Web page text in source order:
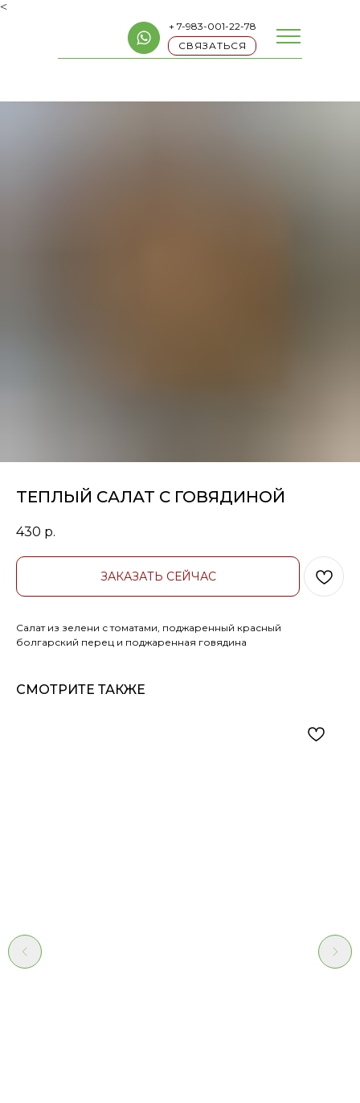
<
+ 7-983-001-22-78
СВЯЗАТЬСЯ
ТЕПЛЫЙ САЛАТ С ГОВЯДИНОЙ
430 р.
ЗАКАЗАТЬ СЕЙЧАС
Салат из зелени с томатами, поджаренный красный
болгарский перец и поджаренная говядина
СМОТРИТЕ ТАКЖЕ